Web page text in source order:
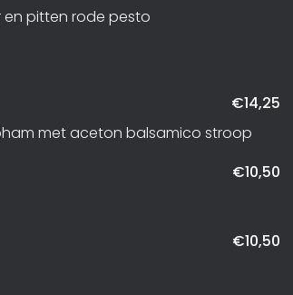
pitten rode pesto
€14,25
met aceton balsamico stroop
€10,50
€10,50